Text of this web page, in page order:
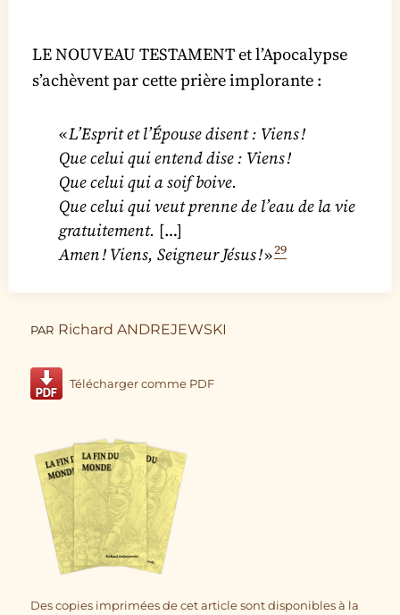
LE NOUVEAU TESTAMENT et l’Apocalypse
s’achèvent par cette prière implorante :
«L’Esprit et l’Épouse disent : Viens !
Que celui qui entend dise : Viens !
Que celui qui a soif boive.
Que celui qui veut prenne de l’eau de la vie
gratuitement. […]
Amen ! Viens, Seigneur Jésus !»29
PAR Richard ANDREJEWSKI
Télécharger comme PDF
Des copies imprimées de cet article sont disponibles à la